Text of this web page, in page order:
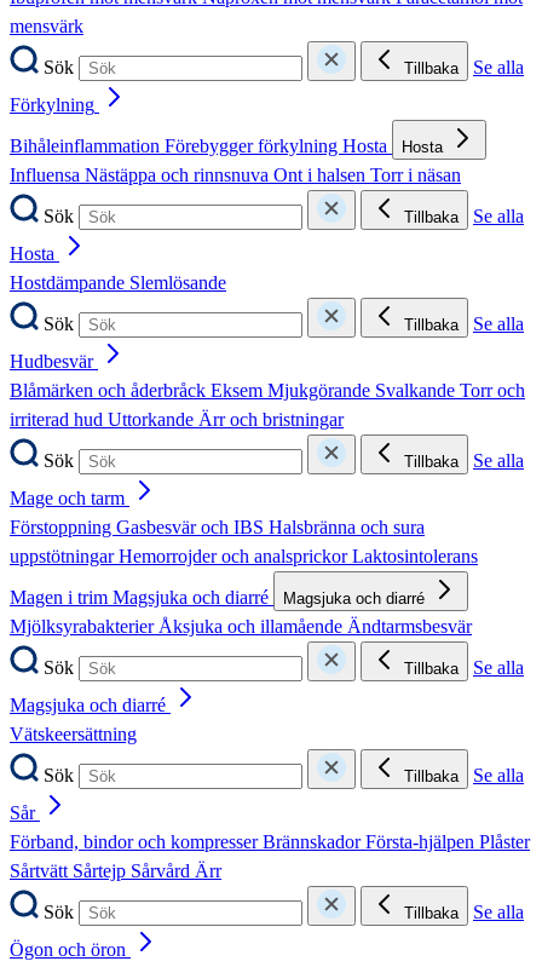
mensvärk
Sök
Tillbaka
Se alla
Förkylning
Bihåleinflammation Förebygger förkylning Hosta Hosta
Influensa Nästäppa och rinnsnuva Ont i halsen Torr i näsan
Sök
Tillbaka
Se alla
Hosta
Hostdämpande Slemlösande
Sök
Tillbaka
Se alla
Hudbesvär
Blåmärken och åderbråck Eksem Mjukgörande Svalkande Torr och
irriterad hud Uttorkande Ärr och bristningar
Sök
Tillbaka
Se alla
Mage och tarm
Förstoppning Gasbesvär och IBS Halsbränna och sura
uppstötningarHemorrojder och analsprickorLaktosintolerans
Magen i trim Magsjuka och diarré Magsjuka och diarré
MjölksyrabakterierÅksjuka och illamående Ändtarmsbesvär
Sök
Tillbaka
Se alla
Magsjuka och diarré
Vätskeersättning
Sök
Tillbaka
Se alla
Sår
Förband, bindor och kompresserBrännskadorFörsta-hjälpen Plåster
Sårtvätt Sårtejp Sårvård Ärr
Sök
Tillbaka
Se alla
Ögon och öron